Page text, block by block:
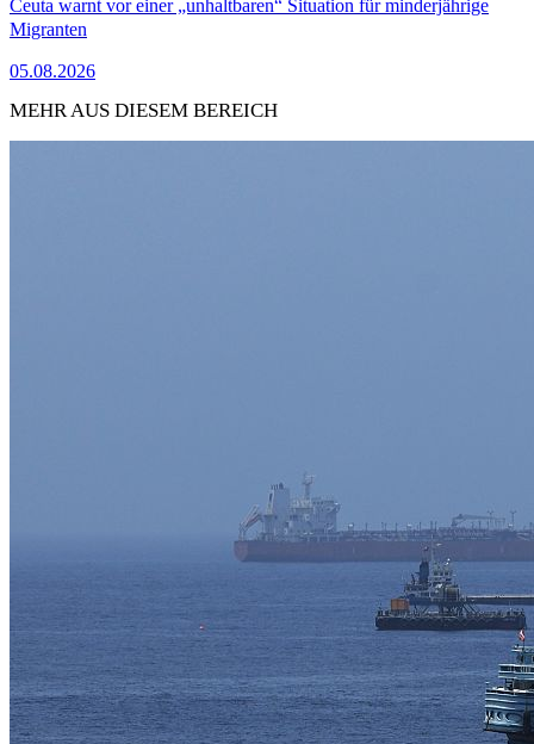
Ceuta warnt vor einer „unhaltbaren“ Situation für minderjährige
Migranten
05.08.2026
MEHR AUS DIESEM BEREICH